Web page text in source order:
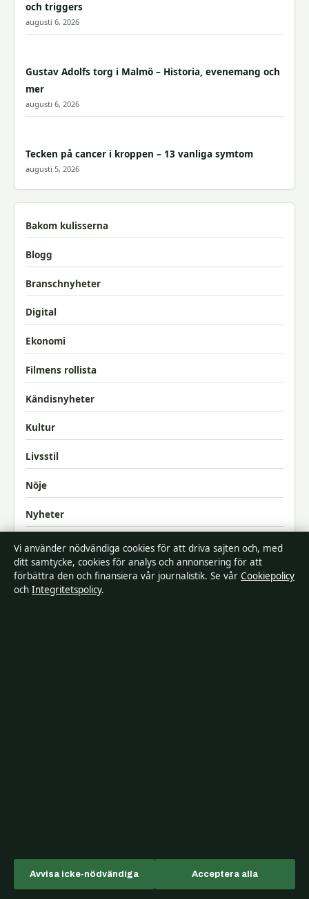
och triggers
augusti 6, 2026
Gustav Adolfs torg i Malmö – Historia, evenemang och
mer
augusti 6, 2026
Tecken på cancer i kroppen – 13 vanliga symtom
augusti 5, 2026
Bakom kulisserna
Blogg
Branschnyheter
Digital
Ekonomi
Filmens rollista
Kändisnyheter
Kultur
Livsstil
Nöje
Nyheter
Samhälle & reglering
Spel
3rd Floor, Maximos Plaza Tower 1, 213 Archiepiskopou Makariou III
Vi använder nödvändiga cookies för att driva sajten och, med
ditt samtycke, cookies för analys och annonsering för att
förbättra den och finansiera vår journalistik. Se vår Cookiepolicy
och Integritetspolicy.
Avvisa icke-nödvändiga Acceptera alla